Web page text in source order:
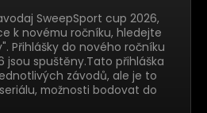
SweepSport cup 2026,
k novému ročníku, hledejte
Přihlášky do nového ročníku
jsou spuštěny.Tato přihláška
závodů, ale je to
možnosti bodovat do